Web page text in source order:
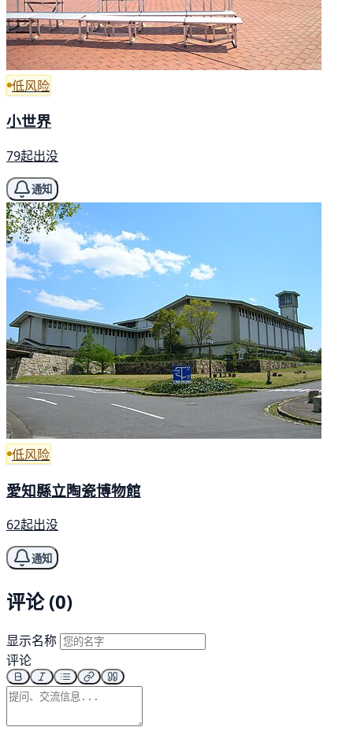
低风险
小世界
79起出没
通知
低风险
愛知縣立陶瓷博物館
62起出没
通知
评论 (0)
显示名称
评论